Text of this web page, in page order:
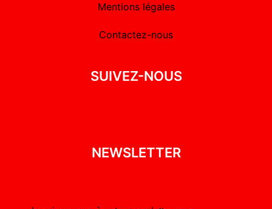
Mentions légales
Contactez-nous
SUIVEZ-NOUS
NEWSLETTER